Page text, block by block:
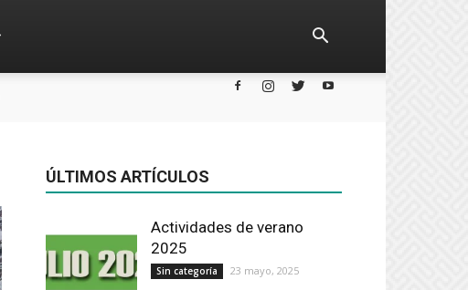
ÚLTIMOS ARTÍCULOS
Actividades de verano
2025
Sin categoría 23 mayo, 2025